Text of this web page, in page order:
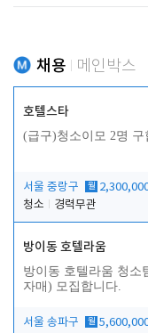
채용 메인박스
호텔스타
(급구)청소이모 2명 구
서울 중랑구 월
청소
경력무관
방이동 호텔라움
방이동 호텔라움 청소
자매) 모집합니다.
서울 송파구 월